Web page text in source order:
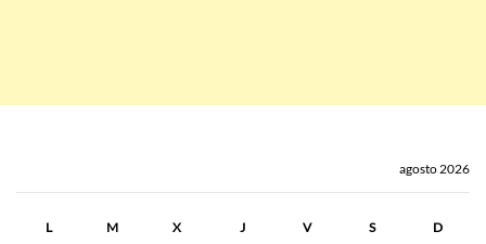
agosto 2026
L M X J V S D